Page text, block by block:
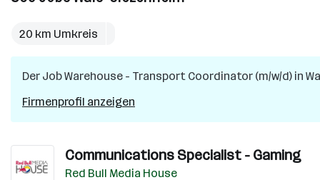
Siezenheim
20 km Umkreis
Der JobWarehouse - Transport Coordinator (m/w/d) in
Firmenprofil anzeigen
Communications Specialist - Gaming
Red Bull Media House